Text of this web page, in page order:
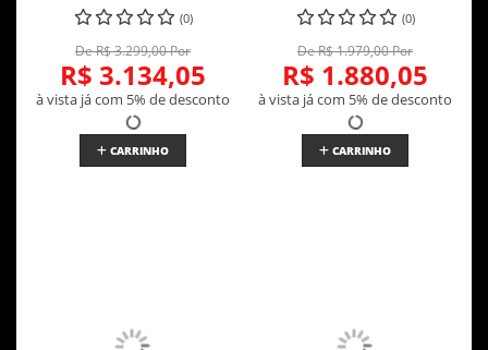
(0)
De R$ 3.299,00 Por
R$ 3.134,05
à vista já com 5% de desconto
CARRINHO
(0)
De R$ 1.979,00 Por
R$ 1.880,05
à vista já com 5% de desconto
CARRINHO